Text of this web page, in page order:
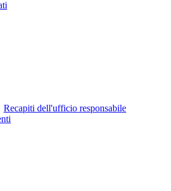
Recapiti dell'ufficio responsabile